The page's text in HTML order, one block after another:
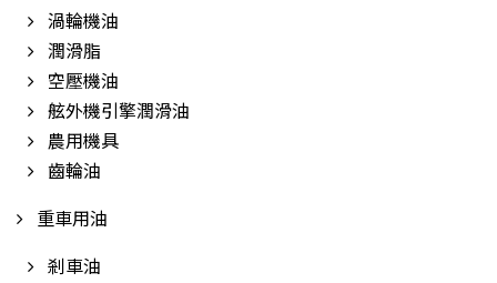
渦輪機油
潤滑脂
空壓機油
舷外機引擎潤滑油
農用機具
齒輪油
重車用油
剎車油